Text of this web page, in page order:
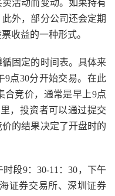
活动而变动。如果持有
外，部分公司还会定期
收益的一种形式。
固定的时间表。具体来
9点30分开始交易。在此
合竞价，通常是早上9点
，投资者可以通过提交
的结果决定了开盘时的
段9：30-11：30，下午
证券交易所、深圳证券